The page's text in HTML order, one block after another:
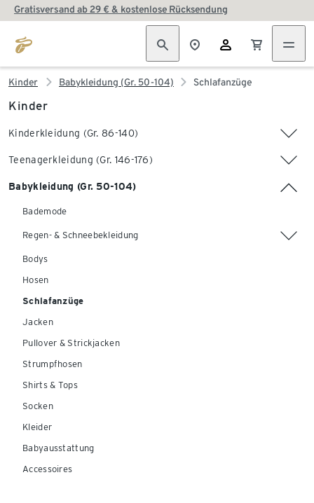
Gratisversand ab 29 € & kostenlose Rücksendung
Kinder Babykleidung (Gr. 50-104) Schlafanzüge
Kinder
Kinderkleidung (Gr. 86-140)
Teenagerkleidung (Gr. 146-176)
Babykleidung (Gr. 50-104)
Bademode
Regen- & Schneebekleidung
Bodys
Hosen
Schlafanzüge
Jacken
Pullover & Strickjacken
Strumpfhosen
Shirts & Tops
Socken
Kleider
Babyausstattung
Accessoires